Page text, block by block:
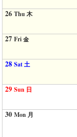
26 Thu 木
27 Fri 金
28 Sat 土
29 Sun 日
30 Mon 月